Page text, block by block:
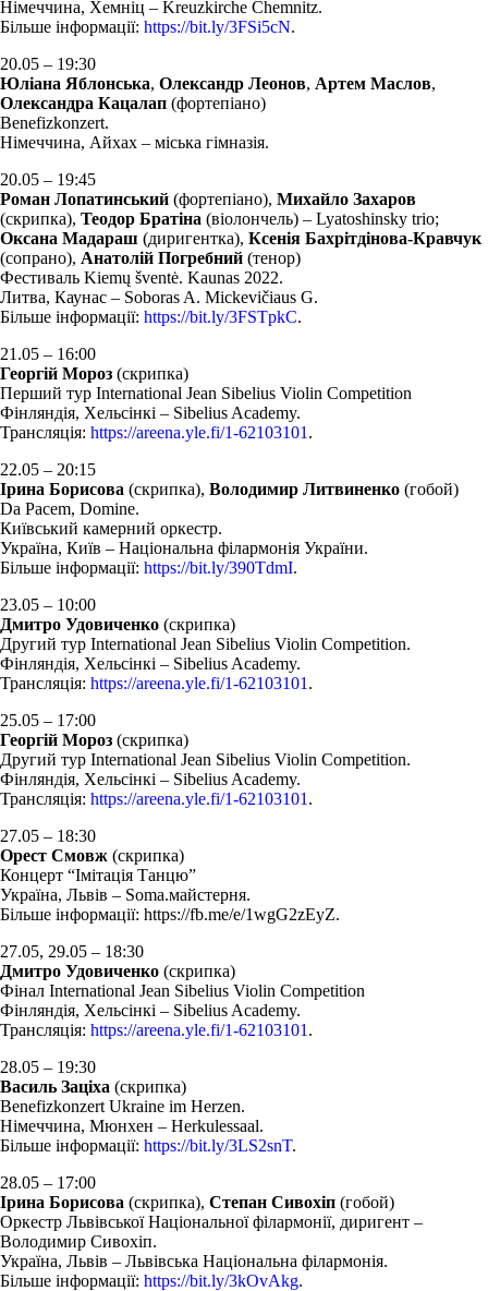
Німеччина, Хемніц – Kreuzkirche Chemnitz.
Більше інформації: https://bit.ly/3FSi5cN.
20.05 – 19:30
Юліана Яблонська, Олександр Леонов, Артем Маслов,
Олександра Кацалап (фортепіано)
Benefizkonzert.
Німеччина, Айхах – міська гімназія.
20.05 – 19:45
Роман Лопатинський (фортепіано), Михайло Захаров
(скрипка), Теодор Братіна (віолончель) – Lyatoshinsky trio;
Оксана Мадараш (диригентка), Ксенія Бахрітдінова-Кравчук
(сопрано), Анатолій Погребний (тенор)
Фестиваль Kiemų šventė. Kaunas 2022.
Литва, Каунас – Soboras A. Mickevičiaus G.
Більше інформації: https://bit.ly/3FSTpkC.
21.05 – 16:00
Георгій Мороз (скрипка)
Перший тур International Jean Sibelius Violin Competition
Фінляндія, Хельсінкі – Sibelius Academy.
Трансляція: https://areena.yle.fi/1-62103101 .
22.05 – 20:15
Ірина Борисова (скрипка), Володимир Литвиненко (гобой)
Da Pacem, Domine.
Київський камерний оркестр.
Україна, Київ – Національна філармонія України.
Більше інформації: https://bit.ly/390TdmI.
23.05 – 10:00
Дмитро Удовиченко (скрипка)
Другий тур International Jean Sibelius Violin Competition.
Фінляндія, Хельсінкі – Sibelius Academy.
Трансляція: https://areena.yle.fi/1-62103101 .
25.05 – 17:00
Георгій Мороз (скрипка)
Другий тур International Jean Sibelius Violin Competition.
Фінляндія, Хельсінкі – Sibelius Academy.
Трансляція: https://areena.yle.fi/1-62103101 .
27.05 – 18:30
Орест Смовж (скрипка)
Концерт “Імітація Танцю”
Україна, Львів – Soma.майстерня.
Більше інформації: https://fb.me/e/1wgG2zEyZ.
27.05, 29.05 – 18:30
Дмитро Удовиченко (скрипка)
Фінал International Jean Sibelius Violin Competition
Фінляндія, Хельсінкі – Sibelius Academy.
Трансляція: https://areena.yle.fi/1-62103101 .
28.05 – 19:30
Василь Заціха (скрипка)
Benefizkonzert Ukraine im Herzen.
Німеччина, Мюнхен – Herkulessaal.
Більше інформації: https://bit.ly/3LS2snT.
28.05 – 17:00
Ірина Борисова (скрипка), Степан Сивохіп (гобой)
Оркестр Львівської Національної філармонії, диригент –
Володимир Сивохіп.
Україна, Львів – Львівська Національна філармонія.
Більше інформації: https://bit.ly/3kOvAkg.